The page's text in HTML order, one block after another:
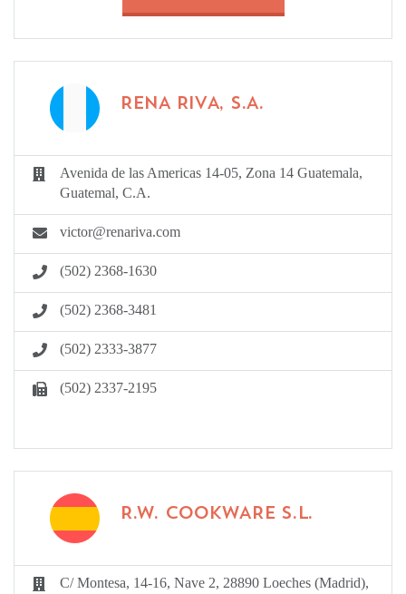
RENA RIVA, S.A.
Avenida de las Americas 14-05, Zona 14 Guatemala,
Guatemal, C.A.
victor@renariva.com
(502) 2368-1630
(502) 2368-3481
(502) 2333-3877
(502) 2337-2195
R.W. COOKWARE S.L.
C/ Montesa, 14-16, Nave 2, 28890 Loeches (Madrid),